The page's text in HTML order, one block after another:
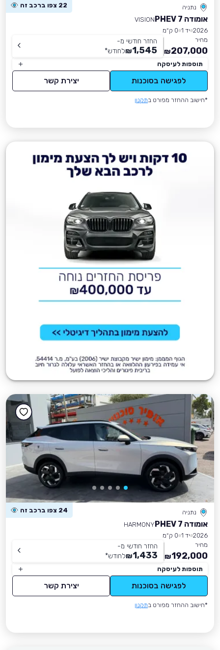
נתניה 22 צפו ברכב זה
אומודה 7 PHEV
VISION
2026 יד 1
0 ק״מ
מחיר
207,000
₪
החזר חודשי מ-
1,545
₪לחודש*
תוספות לעיסקה
לפגישה בסוכנות יצירת קשר
*חישוב ההחזר מפורט בתקנון
נתניה 24 צפו ברכב זה
אומודה 7 PHEV
HARMONY
2026 יד 1
0 ק״מ
מחיר
192,000
₪
החזר חודשי מ-
1,433
₪לחודש*
תוספות לעיסקה
לפגישה בסוכנות יצירת קשר
*חישוב ההחזר מפורט בתקנון